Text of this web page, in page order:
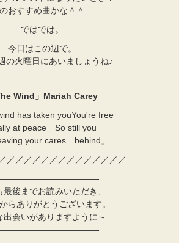
のおすすめ曲かな＾＾
ではでは。
今日はこの辺で。
の火曜日にあいましょうね♪
Wind 」 Mariah Carey
has taken youYou're free
at peace So still you
your cares behind」
／／／／／／／／／／／／／／
最後までお読みいただき、
らありがとうございます。
出会いがありますように～